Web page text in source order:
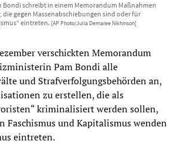
Bondi schreibt in einem Memorandum Maßnahmen
die gegen Massenabschiebungen sind oder für
eintreten. [AP Photo/Julia Demaree Nikhinson]
verschickten Memorandum
Pam Bondi alle
und Strafverfolgungsbehörden an,
zu erstellen, die als
kriminalisiert werden sollen,
Faschismus und Kapitalismus wenden
eintreten.